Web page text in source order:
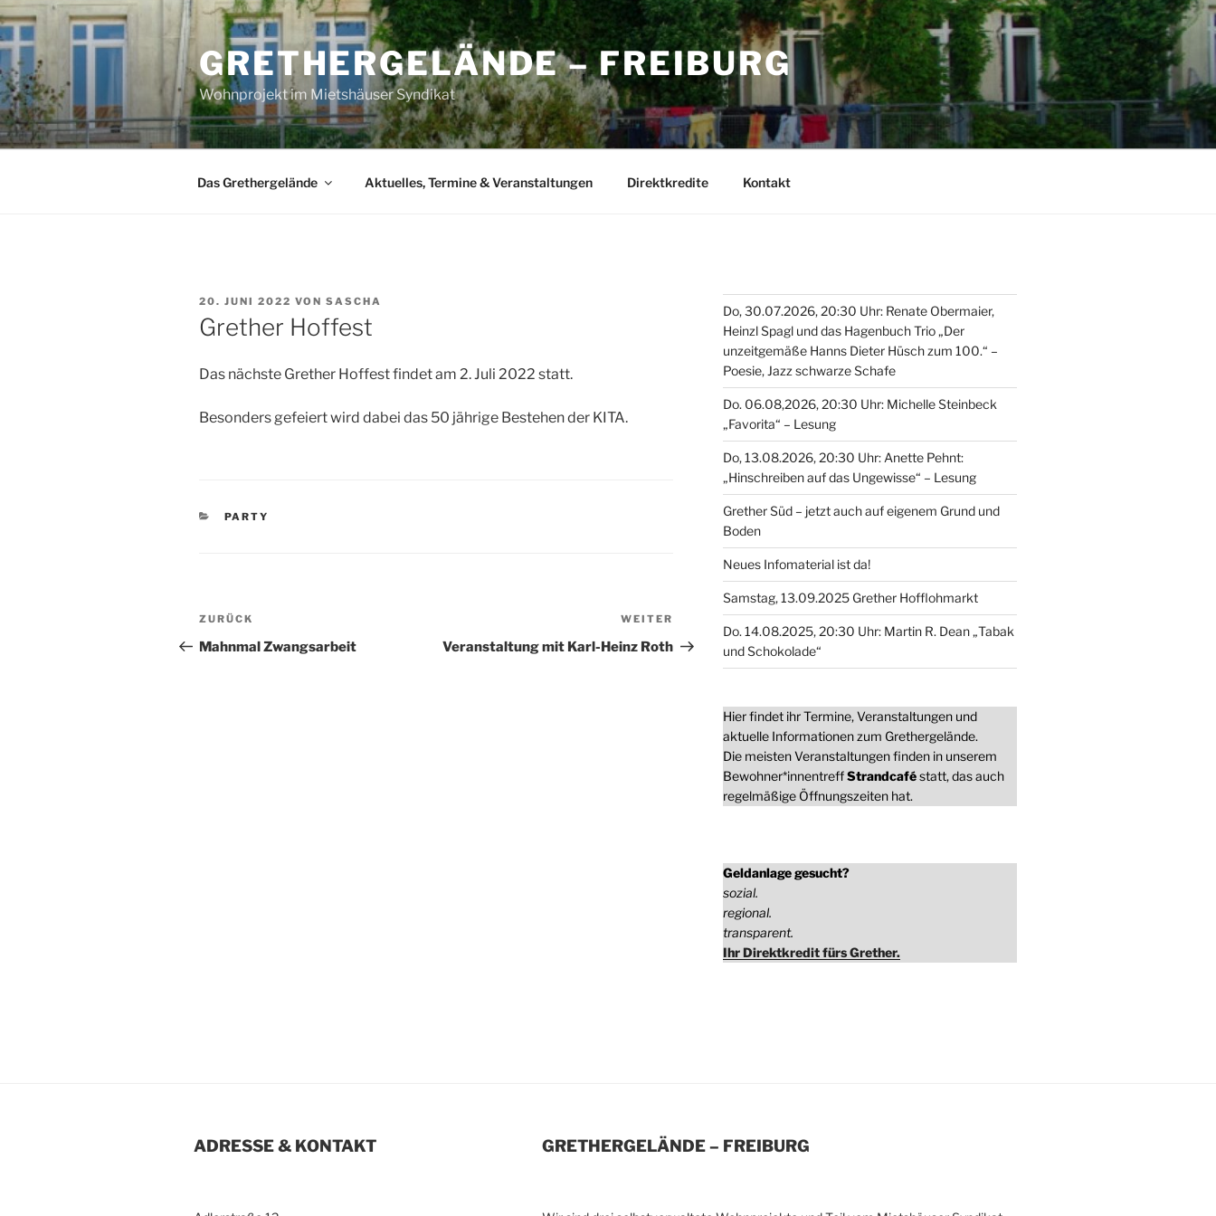
Zum
Inhalt
springen
GRETHERGELÄNDE – FREIBURG
Wohnprojekt im Mietshäuser Syndikat
Das Grethergelände Aktuelles, Termine & Veranstaltungen Direktkredite Kontakt
VERÖFFENTLICHT
AM
20. JUNI 2022 VON SASCHA
Grether Hoffest
Das nächste Grether Hoffest findet am 2. Juli 2022 statt.
Besonders gefeiert wird dabei das 50 jährige Bestehen der KITA.
KATEGORIEN
PARTY
Beitragsnavigation
Vorheriger
Beitrag
ZURÜCK
Mahnmal Zwangsarbeit
Beitrag
WEITER
Veranstaltung mit Karl-Heinz Roth
Do, 30.07.2026, 20:30 Uhr: Renate Obermaier,
Heinzl Spagl und das Hagenbuch Trio „Der
unzeitgemäße Hanns Dieter Hüsch zum 100.“ –
Poesie, Jazz schwarze Schafe
Do. 06.08,2026, 20:30 Uhr: Michelle Steinbeck
„Favorita“ – Lesung
Do, 13.08.2026, 20:30 Uhr: Anette Pehnt:
„Hinschreiben auf das Ungewisse“ – Lesung
Grether Süd – jetzt auch auf eigenem Grund und
Boden
Neues Infomaterial ist da!
Samstag, 13.09.2025 Grether Hofflohmarkt
Do. 14.08.2025, 20:30 Uhr: Martin R. Dean „Tabak
und Schokolade“
Hier findet ihr Termine, Veranstaltungen und
aktuelle Informationen zum Grethergelände.
Die meisten Veranstaltungen finden in unserem
Bewohner*innentreffStrandcaféstatt, das auch
regelmäßige Öffnungszeiten hat.
Geldanlage gesucht?
sozial.
regional.
transparent.
Ihr Direktkredit fürs Grether.
ADRESSE & KONTAKT GRETHERGELÄNDE – FREIBURG